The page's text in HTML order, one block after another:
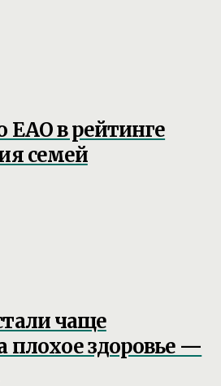
ЕАО в рейтинге
семей
чаще
плохое здоровье —